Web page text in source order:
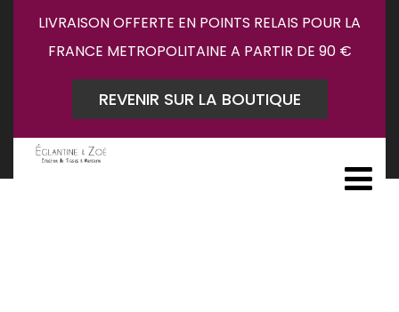
LIVRAISON OFFERTE EN POINTS RELAIS POUR LA
FRANCE METROPOLITAINE A PARTIR DE 90 €
REVENIR SUR LA BOUTIQUE